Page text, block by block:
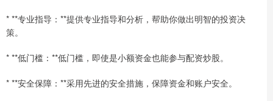
* **专业指导：**提供专业指导和分析，帮助你做出明智的投资决
策。
* **低门槛：**低门槛，即使是小额资金也能参与配资炒股。
* **安全保障：**采用先进的安全措施，保障资金和账户安全。